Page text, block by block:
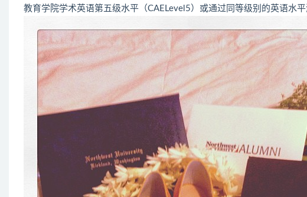
教育学院学术英语第五级水平（CAELevel5）或通过同等级别的英语水平